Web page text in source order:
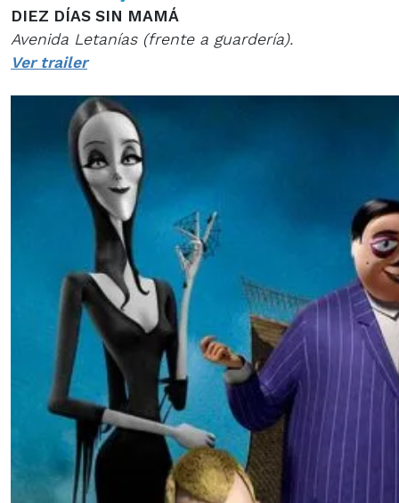
DIEZ DÍAS SIN MAMÁ
Avenida Letanías (frente a guardería).
Ver trailer